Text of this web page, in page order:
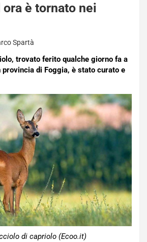
è tornato nei
Spartà
trovato ferito qualche giorno fa a
provincia di Foggia, è stato curato e
di capriolo (Ecoo.it)